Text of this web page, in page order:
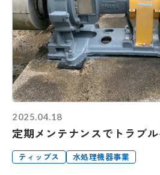
2025.04.18
定期メンテナンスでトラブ
ティップス 水処理機器事業